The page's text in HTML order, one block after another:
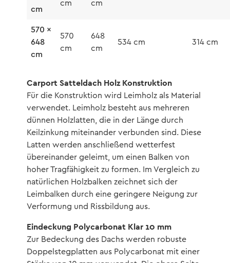
cm
cm cm
570 x
648
cm
570
cm
648
cm
534 cm 314 cm
Carport Satteldach Holz Konstruktion
Für die Konstruktion wird Leimholz als Material
verwendet. Leimholz besteht aus mehreren
dünnen Holzlatten, die in der Länge durch
Keilzinkung miteinander verbunden sind. Diese
Latten werden anschließend wetterfest
übereinander geleimt, um einen Balken von
hoher Tragfähigkeit zu formen. Im Vergleich zu
natürlichen Holzbalken zeichnet sich der
Leimbalken durch eine geringere Neigung zur
Verformung und Rissbildung aus.
Eindeckung Polycarbonat Klar 10 mm
Zur Bedeckung des Dachs werden robuste
Doppelstegplatten aus Polycarbonat mit einer